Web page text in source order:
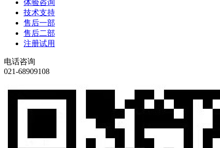
体验咨询
技术支持
售后一部
售后二部
注册试用
电话咨询
021-68909108